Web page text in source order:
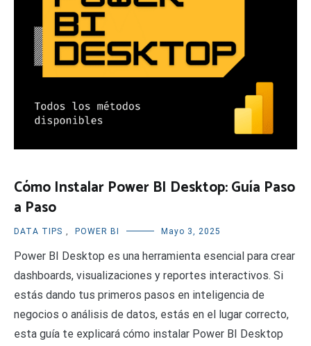
Cómo Instalar Power BI Desktop: Guía Paso
a Paso
DATA TIPS , POWER BI Mayo 3, 2025
Power BI Desktop es una herramienta esencial para crear
dashboards, visualizaciones y reportes interactivos. Si
estás dando tus primeros pasos en inteligencia de
negocios o análisis de datos, estás en el lugar correcto,
esta guía te explicará cómo instalar Power BI Desktop